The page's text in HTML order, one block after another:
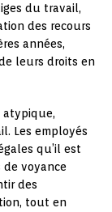
du travail,
des recours
années,
leurs droits en
atypique,
Les employés
qu’il est
de voyance
des
tout en